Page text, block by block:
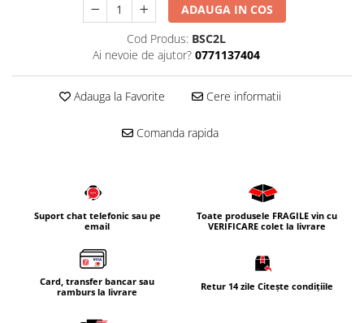
ADAUGA IN COS
Cod Produs: BSC2L
Ai nevoie de ajutor? 0771137404
Adauga la Favorite Cere informatii
Comanda rapida
Suport chat telefonic sau pe
email
Toate produsele FRAGILE vin cu
VERIFICARE colet la livrare
Card, transfer bancar sau
ramburs la livrare
Retur 14 zile Citește condițiile